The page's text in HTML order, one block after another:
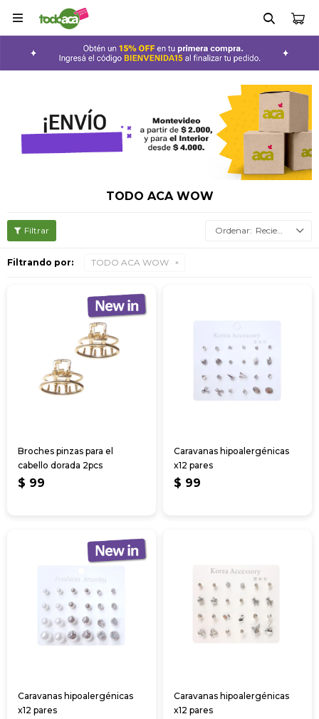

TODO ACA WOW
Recientes
Filtrando por: TODO ACA WOW
Broches pinzas para el
cabello dorada 2pcs
$ 99
Caravanas hipoalergénicas
x12 pares
$ 99
Caravanas hipoalergénicas
x12 pares
Caravanas hipoalergénicas
x12 pares